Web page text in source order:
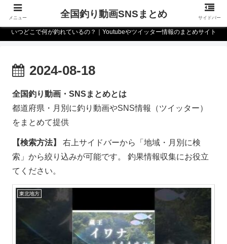
いつどこで何が釣れているの？｜Youtubeやツイッター情報のまとめサイト
2024-08-18
全国釣り動画・SNSまとめとは
都道府県・月別に釣り動画やSNS情報（ツイッター）
をまとめて提供
【検索方法】
右上サイドバーから「地域・月別に検
索」から絞り込みが可能です。 釣果情報収集にお役立
てください。
東北地方
メニュー 全国釣り動画SNSまとめ サイドバー